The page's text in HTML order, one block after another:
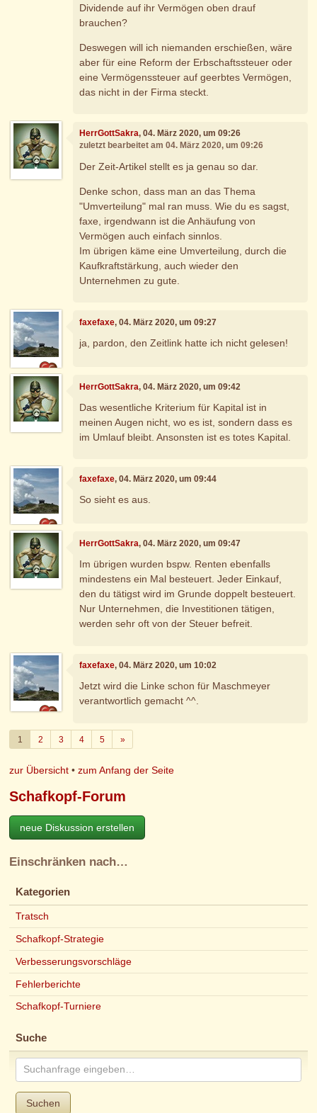
Dividende auf ihr Vermögen oben drauf
brauchen?
Deswegen will ich niemanden erschießen, wäre
aber für eine Reform der Erbschaftssteuer oder
eine Vermögenssteuer auf geerbtes Vermögen,
das nicht in der Firma steckt.
HerrGottSakra, 04. März 2020, um 09:26
zuletzt bearbeitet am 04. März 2020, um 09:26
Der Zeit-Artikel stellt es ja genau so dar.
Denke schon, dass man an das Thema
"Umverteilung" mal ran muss. Wie du es sagst,
faxe, irgendwann ist die Anhäufung von
Vermögen auch einfach sinnlos.
Im übrigen käme eine Umverteilung, durch die
Kaufkraftstärkung, auch wieder den
Unternehmen zu gute.
faxefaxe, 04. März 2020, um 09:27
ja, pardon, den Zeitlink hatte ich nicht gelesen!
HerrGottSakra, 04. März 2020, um 09:42
Das wesentliche Kriterium für Kapital ist in
meinen Augen nicht, wo es ist, sondern dass es
im Umlauf bleibt. Ansonsten ist es totes Kapital.
faxefaxe, 04. März 2020, um 09:44
So sieht es aus.
HerrGottSakra, 04. März 2020, um 09:47
Im übrigen wurden bspw. Renten ebenfalls
mindestens ein Mal besteuert. Jeder Einkauf,
den du tätigst wird im Grunde doppelt besteuert.
Nur Unternehmen, die Investitionen tätigen,
werden sehr oft von der Steuer befreit.
faxefaxe, 04. März 2020, um 10:02
Jetzt wird die Linke schon für Maschmeyer
verantwortlich gemacht ^^.
1 2 3 4 5 »Weiter
zur Übersicht •zum Anfang der Seite
Schafkopf-Forum
neue Diskussion erstellen
Einschränken nach…
Kategorien
Tratsch
Schafkopf-Strategie
Verbesserungsvorschläge
Fehlerberichte
Schafkopf-Turniere
Suche
Suchen